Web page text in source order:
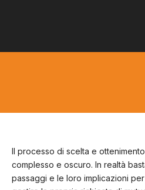
Il processo di scelta e
complesso e oscuro. In realtà
passaggi e le loro implicazioni